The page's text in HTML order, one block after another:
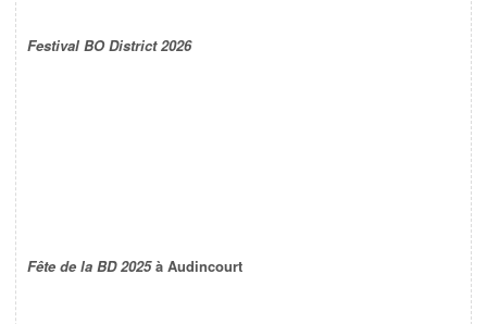
Festival BO District 2026
Fête de la BD 2025à Audincourt